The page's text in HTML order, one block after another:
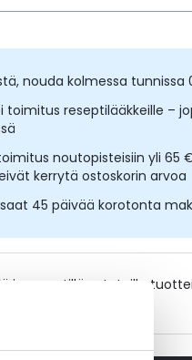
nouda kolmessa tunnissa
toimitus reseptilääkkeille –
noutopisteisiin yli 65
kerrytä ostoskorin arvoa
45 päivää korotonta
ja reseptillä ostetuilla